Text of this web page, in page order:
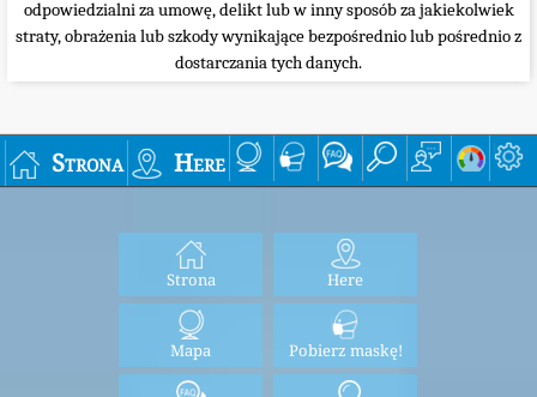
odpowiedzialni za umowę, delikt lub w inny sposób za jakiekolwiek
straty, obrażenia lub szkody wynikające bezpośrednio lub pośrednio z
dostarczania tych danych.
Strona Here
Strona Here
Mapa Pobierz maskę!